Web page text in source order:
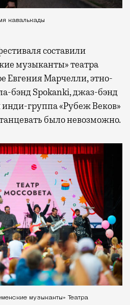
кавалькады
составили
музыканты» театра
Евгения Марчелли, этно-
бэнд Spokanki, джаз-бэнд
инди-группа «Рубеж Веков»
было невозможно.
музыканты» Театра